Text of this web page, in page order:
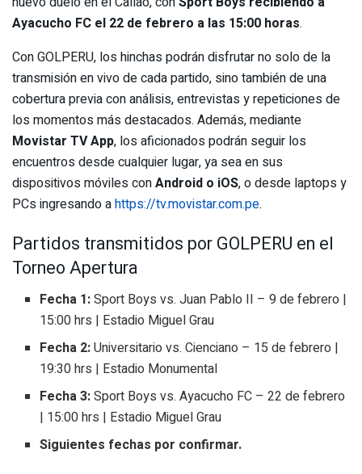
Ayacucho FC el 22 de febrero a las 15:00 horas.
Con GOLPERU, los hinchas podrán disfrutar no solo de la
transmisión en vivo de cada partido, sino también de una
cobertura previa con análisis, entrevistas y repeticiones de
los momentos más destacados. Además, mediante
Movistar TV App, los aficionados podrán seguir los
encuentros desde cualquier lugar, ya sea en sus
dispositivos móviles conAndroid o iOS, o desde laptops y
PCs ingresando ahttps://tv.movistar.com.pe.
Partidos transmitidos por GOLPERU en el
Torneo Apertura
Fecha 1:Sport Boys vs. Juan Pablo II – 9 de febrero |
15:00 hrs | Estadio Miguel Grau
Fecha 2:Universitario vs. Cienciano – 15 de febrero |
19:30 hrs | Estadio Monumental
Fecha 3:Sport Boys vs. Ayacucho FC – 22 de febrero
| 15:00 hrs | Estadio Miguel Grau
Siguientes fechas por confirmar.